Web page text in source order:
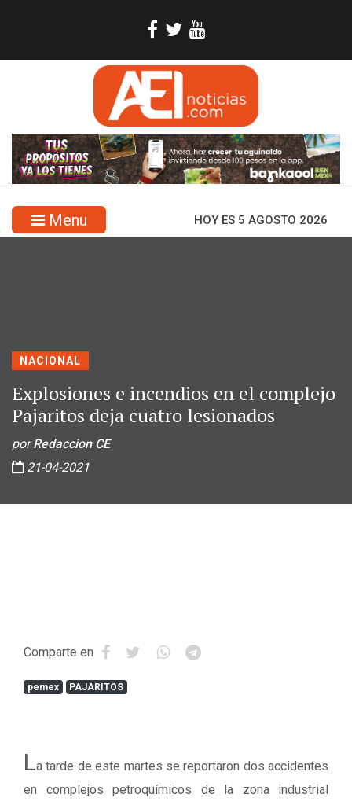
Menu HOY ES 5 AGOSTO 2026
NACIONAL
Explosiones e incendios en el complejo
Pajaritos deja cuatro lesionados
porRedaccion CE
21-04-2021
Comparte en
pemex PAJARITOS
La tarde de este martes se reportaron dos accidentes
en complejos petroquímicos de la zona industrial